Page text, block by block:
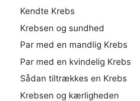
Kendte Krebs
Krebsen og sundhed
Par med en mandlig Krebs
Par med en kvindelig Krebs
Sådan tiltrækkes en Krebs
Krebsen og kærligheden